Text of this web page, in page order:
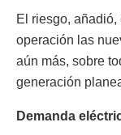
El riesgo,
operación las
aún más, sobre
generación
Demanda